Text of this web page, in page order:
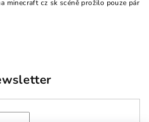
minecraft cz sk scéně prožilo pouze pár